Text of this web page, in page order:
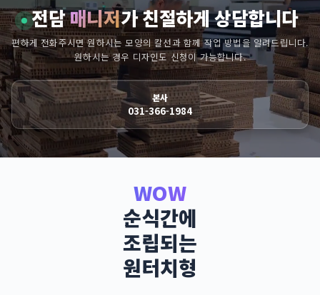
전담매니저가 친절하게 상담합니다
편하게 전화주시면 원하시는 모양의 칼선과 함께 작업 방법을 알려드립니다.
원하시는 경우 디자인도 신청이 가능합니다.
본사
031-366-1984
WOW
순식간에
조립되는
원터치형